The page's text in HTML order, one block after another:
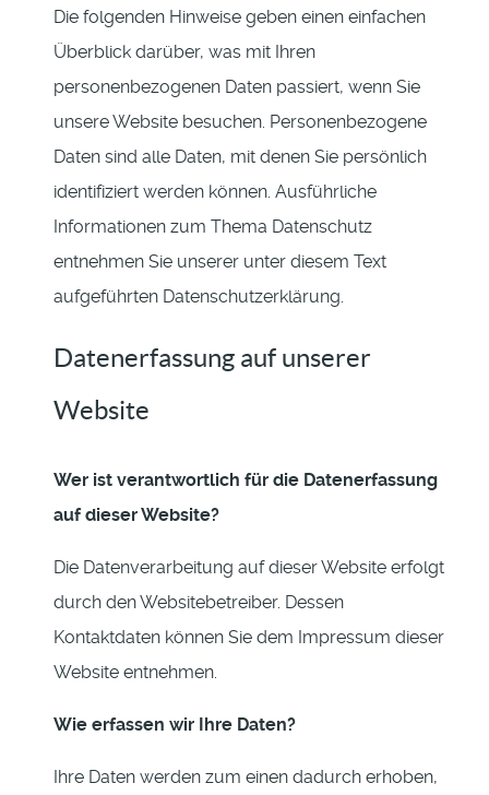
Die folgenden Hinweise geben einen einfachen
Überblick darüber, was mit Ihren
personenbezogenen Daten passiert, wenn Sie
unsere Website besuchen. Personenbezogene
Daten sind alle Daten, mit denen Sie persönlich
identifiziert werden können. Ausführliche
Informationen zum Thema Datenschutz
entnehmen Sie unserer unter diesem Text
aufgeführten Datenschutzerklärung.
Datenerfassung auf unserer
Website
Wer ist verantwortlich für die Datenerfassung
auf dieser Website?
Die Datenverarbeitung auf dieser Website erfolgt
durch den Websitebetreiber. Dessen
Kontaktdaten können Sie dem Impressum dieser
Website entnehmen.
Wie erfassen wir Ihre Daten?
Ihre Daten werden zum einen dadurch erhoben,